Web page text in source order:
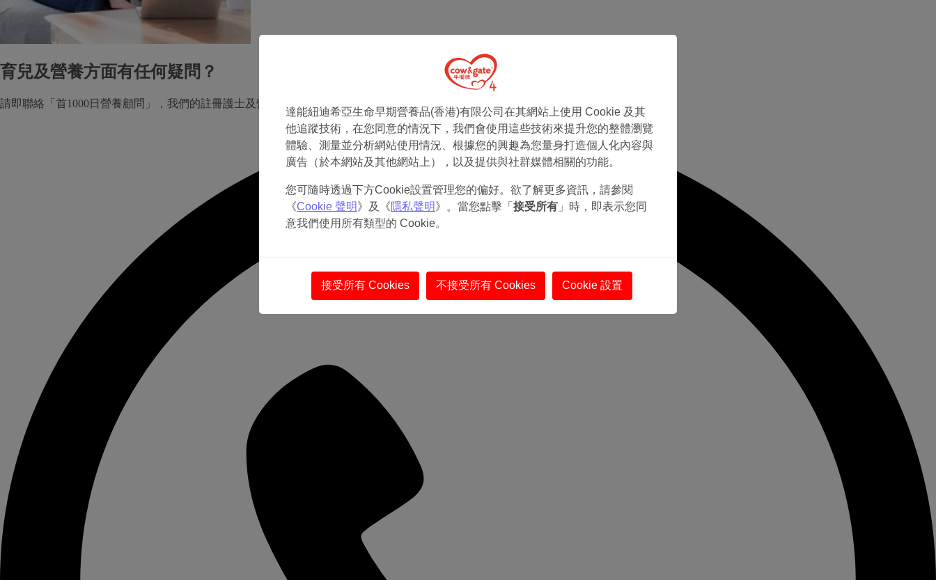
達能紐迪希亞生命早期營養品(香港)有限公司在其網站上使用 Cookie 及其
他追蹤技術，在您同意的情況下，我們會使用這些技術來提升您的整體瀏覽
體驗、測量並分析網站使用情況、根據您的興趣為您量身打造個人化內容與
廣告（於本網站及其他網站上），以及提供與社群媒體相關的功能。
您可隨時透過下方Cookie設置管理您的偏好。欲了解更多資訊，請參閱
《Cookie 聲明》及《隱私聲明》。當您點擊「 接受所有 」時，即表示您同
意我們使用所有類型的 Cookie。
接受所有 Cookies 不接受所有 Cookies Cookie 設置
育兒及營養方面有任何疑問？
請即聯絡「首1000日營養顧問」，我們的註冊護士及營養顧問樂意為你解答。